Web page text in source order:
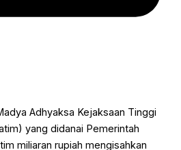
Adhyaksa Kejaksaan Tinggi
yang didanai Pemerintah
miliaran rupiah mengisahkan